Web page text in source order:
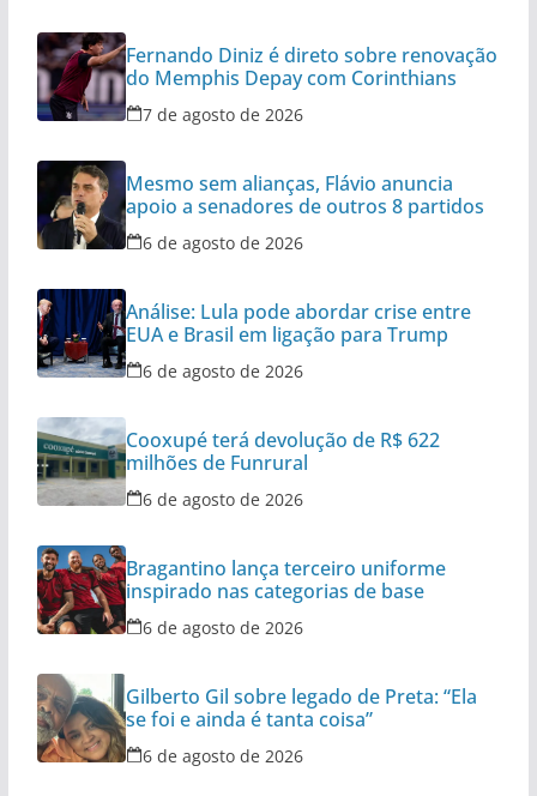
Fernando Diniz é direto sobre renovação
do Memphis Depay com Corinthians
7 de agosto de 2026
Mesmo sem alianças, Flávio anuncia
apoio a senadores de outros 8 partidos
6 de agosto de 2026
Análise: Lula pode abordar crise entre
EUA e Brasil em ligação para Trump
6 de agosto de 2026
Cooxupé terá devolução de R$ 622
milhões de Funrural
6 de agosto de 2026
Bragantino lança terceiro uniforme
inspirado nas categorias de base
6 de agosto de 2026
Gilberto Gil sobre legado de Preta: “Ela
se foi e ainda é tanta coisa”
6 de agosto de 2026